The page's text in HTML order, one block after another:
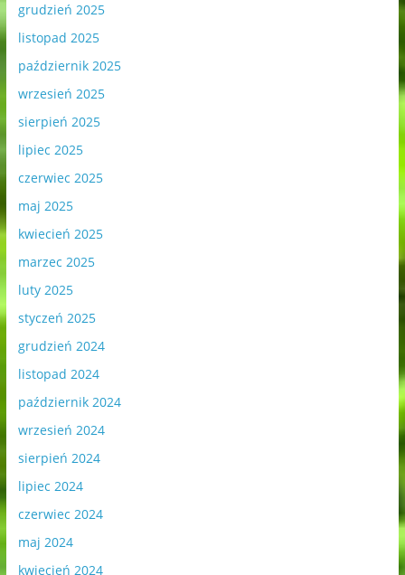
grudzień 2025
listopad 2025
październik 2025
wrzesień 2025
sierpień 2025
lipiec 2025
czerwiec 2025
maj 2025
kwiecień 2025
marzec 2025
luty 2025
styczeń 2025
grudzień 2024
listopad 2024
październik 2024
wrzesień 2024
sierpień 2024
lipiec 2024
czerwiec 2024
maj 2024
kwiecień 2024